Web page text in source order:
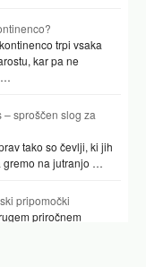
trpi vsaka
kar pa ne
…
– sproščen slog za
tako so čevlji, ki jih
gremo na jutranjo …
pripomočki
priročnem